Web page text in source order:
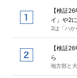
【検証
イ」や2に
3は「ハ
【検証
ら
地方部と